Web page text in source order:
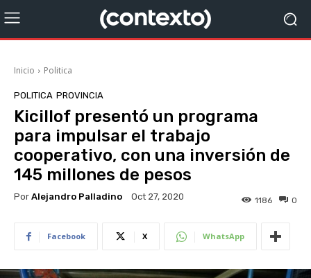
Inicio Politica
POLITICA PROVINCIA
Kicillof presentó un programa
para impulsar el trabajo
cooperativo, con una inversión de
145 millones de pesos
Por Alejandro Palladino Oct 27, 2020 0
1186
Facebook X WhatsApp